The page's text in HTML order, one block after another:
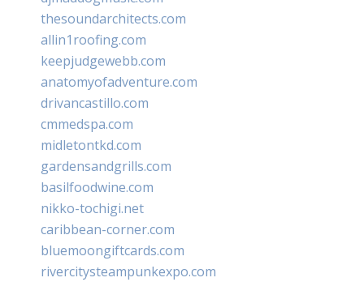
thesoundarchitects.com
allin1roofing.com
keepjudgewebb.com
anatomyofadventure.com
drivancastillo.com
cmmedspa.com
midletontkd.com
gardensandgrills.com
basilfoodwine.com
nikko-tochigi.net
caribbean-corner.com
bluemoongiftcards.com
rivercitysteampunkexpo.com